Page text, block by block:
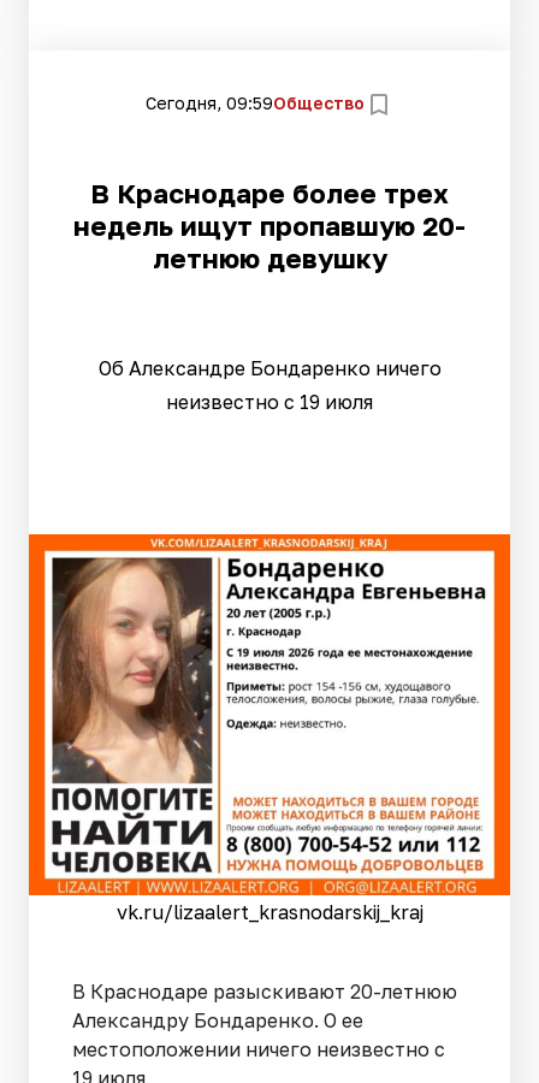
Сегодня, 09:59Общество
В Краснодаре более трех
недель ищут пропавшую 20-
летнюю девушку
Об Александре Бондаренко ничего
неизвестно с 19 июля
vk.ru/lizaalert_krasnodarskij_kraj
В Краснодаре разыскивают 20-летнюю
Александру Бондаренко. О ее
местоположении ничего неизвестно с
19 июля.